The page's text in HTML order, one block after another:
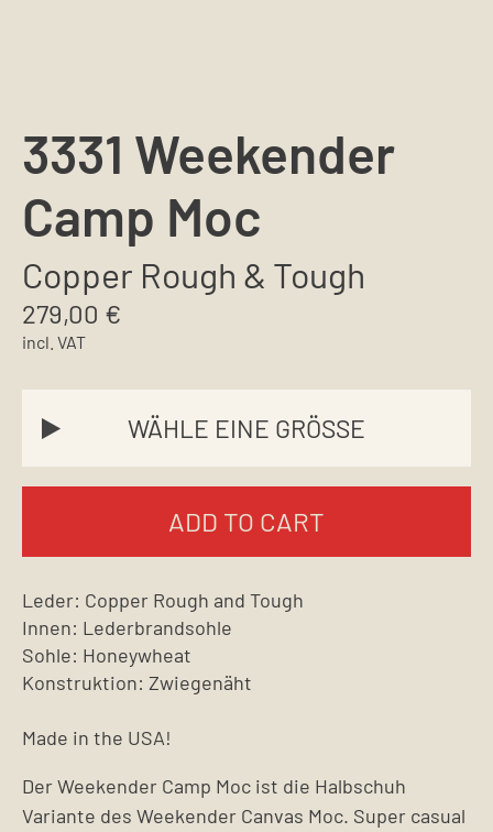
3331 Weekender
Camp Moc
Copper Rough & Tough
279,00 €
incl. VAT
ADD TO CART
Leder: Copper Rough and Tough
Innen: Lederbrandsohle
Sohle: Honeywheat
Konstruktion: Zwiegenäht
Made in the USA!
Der Weekender Camp Moc ist die Halbschuh
Variante des Weekender Canvas Moc. Super casual